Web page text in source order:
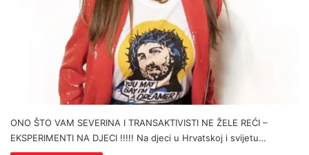
ONO ŠTO VAM SEVERINA I TRANSAKTIVISTI NE ŽELE REĆI –
EKSPERIMENTI NA DJECI !!!!! Na djeci u Hrvatskoj i svijetu…